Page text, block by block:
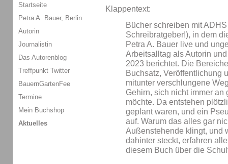
Klappentext:
Bücher schreiben mit
Schreibratgeber!), in dem
Petra A. Bauer live und
Arbeitsalltag als Autorin
2023 berichtet. Die
Buchsatz, Veröffentlichung
mitunter verschlungene
Gehirn, sich nicht immer
möchte. Da entstehen
geplant waren, und ein
auf. Warum das alles gar
Außenstehende klingt, und
dahinter steckt, erfahren
diesem Buch über die
Startseite
Petra A. Bauer, Berlin
Autorin
Journalistin
Das Autorenblog
Treffpunkt Twitter
BauernGartenFee
Termine
Mein Buchshop
Aktuelles